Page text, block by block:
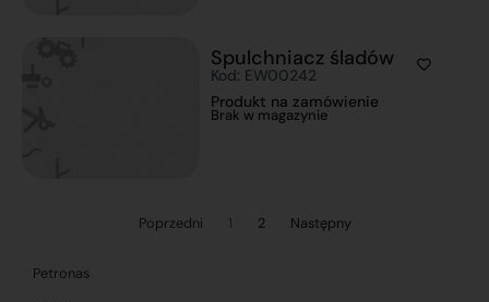
Petronas
Spulchniacz śladów
Kod: EW00242
Produkt na zamówienie
Brak w magazynie
Poprzedni 1 2 Następny